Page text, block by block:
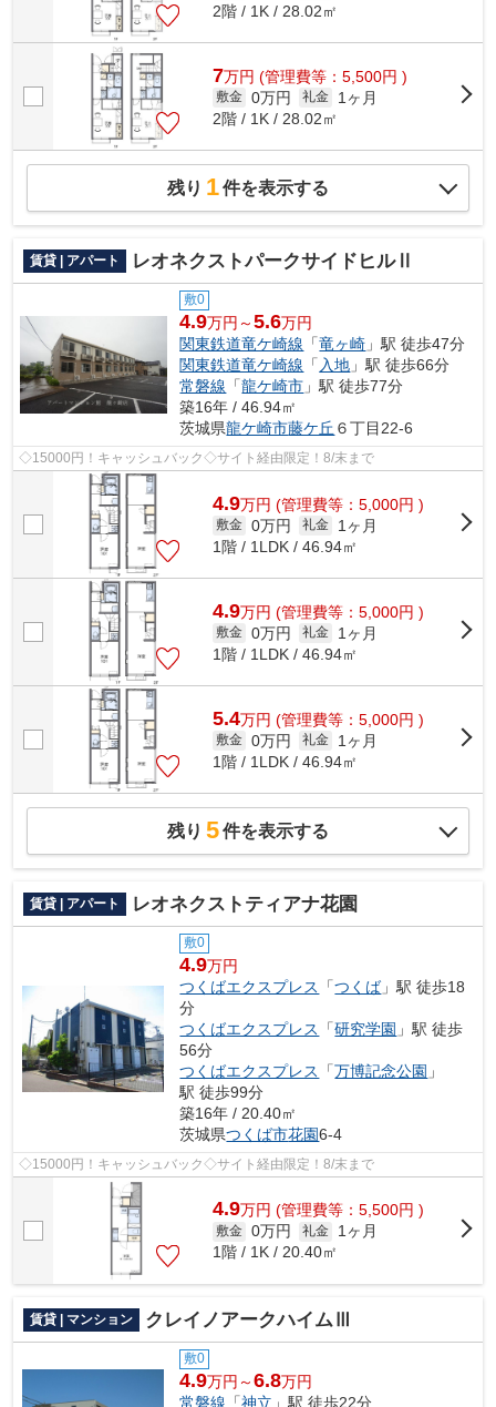
2階 / 1K / 28.02㎡
7万円 (管理費等：5,500円 )
敷金 0万円 礼金
1ヶ月
2階 / 1K / 28.02㎡
残り 1件を表示する
賃貸 | アパート レオネクストパークサイドヒルⅡ
敷0
4.9万円～5.6万円
関東鉄道竜ケ崎線 「竜ヶ崎 」駅 徒歩47分
関東鉄道竜ケ崎線 「 入地 」駅 徒歩66分
常磐線 「龍ケ崎市 」駅 徒歩77分
築16年 / 46.94㎡
茨城県龍ケ崎市藤ケ丘 ６丁目22-6
◇15000円！キャッシュバック◇サイト経由限定！8/末まで
4.9万円 (管理費等：5,000円 )
敷金 0万円 礼金
1ヶ月
1階 / 1LDK / 46.94㎡
4.9万円 (管理費等：5,000円 )
敷金 0万円 礼金
1ヶ月
1階 / 1LDK / 46.94㎡
5.4万円 (管理費等：5,000円 )
敷金 0万円 礼金
1ヶ月
1階 / 1LDK / 46.94㎡
残り 5件を表示する
賃貸 | アパート レオネクストティアナ花園
敷0
4.9万円
つくばエクスプレス
「つくば」駅 徒歩18
分
つくばエクスプレス
「研究学園 」駅 徒歩
56分
つくばエクスプレス
「万博記念公園 」
駅 徒歩99分
築16年 / 20.40㎡
茨城県つくば市花園6-4
◇15000円！キャッシュバック◇サイト経由限定！8/末まで
4.9万円 (管理費等：5,500円 )
敷金 0万円 礼金
1ヶ月
1階 / 1K / 20.40㎡
賃貸 | マンション クレイノアークハイムⅢ
敷0
4.9万円～6.8万円
常磐線 「神立 」駅 徒歩22分